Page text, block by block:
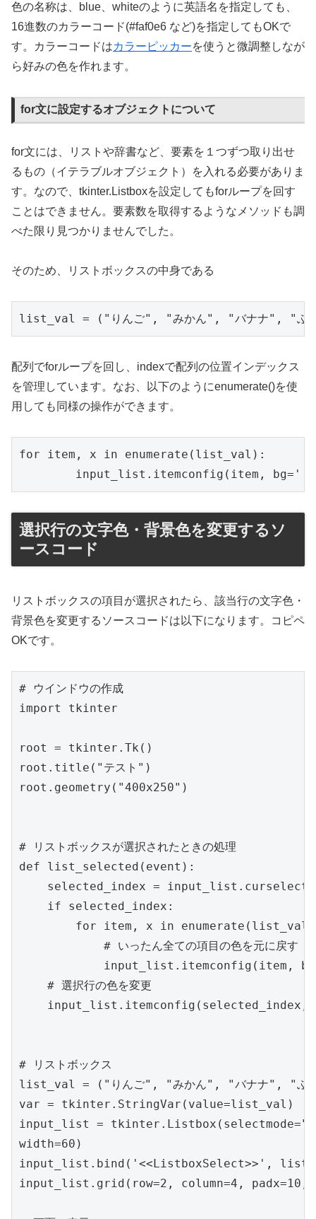
色の名称は、blue、whiteのように英語名を指定しても、
16進数のカラーコード(#faf0e6 など)を指定してもOKで
す。カラーコードはカラーピッカーを使うと微調整しなが
ら好みの色を作れます。
for文に設定するオブジェクトについて
for文には、リストや辞書など、要素を１つずつ取り出せ
るもの（イテラブルオブジェクト）を入れる必要がありま
す。なので、tkinter.Listboxを設定してもforループを回す
ことはできません。要素数を取得するようなメソッドも調
べた限り見つかりませんでした。
そのため、リストボックスの中身である
list_val = ("りんご", "みかん", "バナナ", "ぶ
配列でforループを回し、indexで配列の位置インデックス
を管理しています。なお、以下のようにenumerate()を使
用しても同様の操作ができます。
for item, x in enumerate(list_val):
input_list.itemconfig(item,
選択行の文字色・背景色を変更するソ
ースコード
リストボックスの項目が選択されたら、該当行の文字色・
背景色を変更するソースコードは以下になります。コピペ
OKです。
# ウインドウの作成
import tkinter
root = tkinter.Tk()
root.title("テスト")
root.geometry("400x250")
# リストボックスが選択されたときの処理
def list_selected(event):
selected_index =
    if selected_index:
for item, x in
            # いったん全ての項目の色を元に戻す
input_list.itemconfig(item,
    # 選択行の色を変更
input_list.itemconfig(selected_index,
# リストボックス
list_val = ("りんご", "みかん", "バナナ", "ぶ
var = tkinter.StringVar(value=list_val)
input_list =
width=60)
input_list.bind('<<ListboxSelect>>',
input_list.grid(row=2, column=4, padx=10,